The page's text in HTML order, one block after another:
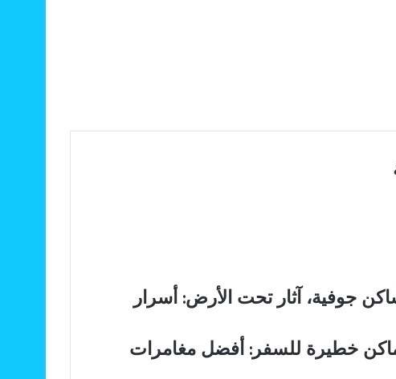
جوفية، آثار تحت الأرض: أسرار
خطيرة للسفر: أفضل مغامرات